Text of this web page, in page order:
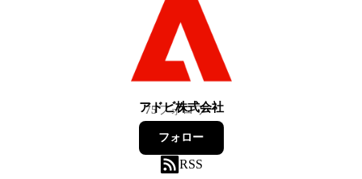
アドビ株式会社
75フォロワー
フォロー
RSS